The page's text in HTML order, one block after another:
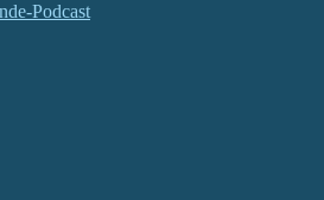
Podcast